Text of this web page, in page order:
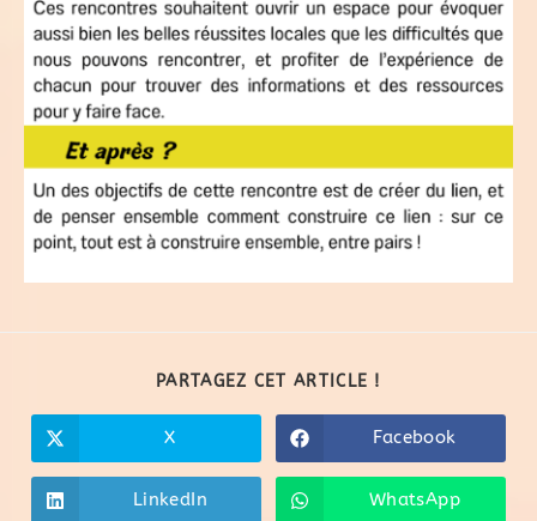
PARTAGEZ CET ARTICLE !
X Facebook
LinkedIn WhatsApp